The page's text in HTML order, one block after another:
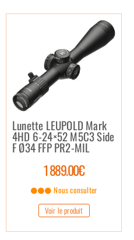
Lunette LEUPOLD Mark
4HD 6-24×52 M5C3 Side
F Ø34 FFP PR2-MIL
1 889.00€
Nous consulter
Voir le produit